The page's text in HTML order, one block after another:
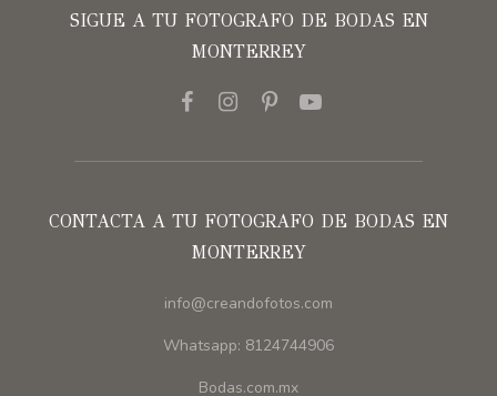
SIGUE A TU FOTOGRAFO DE BODAS EN
MONTERREY
CONTACTA A TU FOTOGRAFO DE BODAS EN
MONTERREY
info@creandofotos.com
Whatsapp: 8124744906
Bodas.com.mx